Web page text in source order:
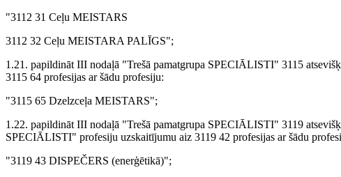
"3112 31 Ceļu MEISTARS
3112 32 Ceļu MEISTARA PALĪGS";
1.21. papildināt III nodaļā "Trešā pamatgrupa SPECIĀLISTI" 3115
3115 64 profesijas ar šādu profesiju:
"3115 65 Dzelzceļa MEISTARS";
1.22. papildināt III nodaļā "Trešā pamatgrupa SPECIĀLISTI" 3119
SPECIĀLISTI" profesiju uzskaitījumu aiz 3119 42 profesijas ar šādu
"3119 43 DISPEČERS (enerģētikā)";